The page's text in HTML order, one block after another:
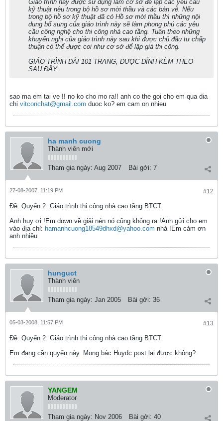
Giáo trình này được sử dụng làm cơ sở để lập các yêu cầu
kỹ thuật nêu trong bộ hồ sơ mời thầu và các bản vẽ. Nếu
trong bộ hồ sơ kỹ thuật đã có Hồ sơ mời thầu thì những nội
dung bổ sung của giáo trình này sẽ làm phong phú các yêu
cầu công nghệ cho thi công nhà cao tầng. Tuân theo những
khuyến nghị của giáo trình này sau khi được chủ đầu tư chấp
thuận có thể được coi như cơ sở để lập giá thi công.
GIÁO TRÌNH DÀI 101 TRANG, ĐƯỢC ĐÍNH KÈM THEO
SAU ĐÂY.
sao ma em tai ve !! no ko cho mo ra!! anh co the goi cho em qua dia
chi vitconchat@gmail.com duoc ko? em cam on nhieu
ha manh cuong
Thành viên mới
Tham gia ngày: Aug 2007 Bài gởi: 7
#12
27-08-2007, 11:19 PM
Ðề: Quyển 2: Giáo trình thi công nhà cao tầng BTCT
Anh huy ơi !Em down về giải nén nó cũng không ra !Anh gửi cho em
vào địa chỉ: hamanhcuong18549dhxd@yahoo.com nhá !Em cảm ơn
anh nhiều
hunguct
Thành viên
Tham gia ngày: Jan 2005 Bài gởi: 36
#13
05-03-2008, 11:57 PM
Ðề: Quyển 2: Giáo trình thi công nhà cao tầng BTCT
Em đang cần quyển này. Mong bác Huydc post lại được không?
YANGEM
Moderator
Tham gia ngày: Nov 2006 Bài gởi: 40